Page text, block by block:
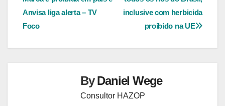
de
Post
inclusive com herbicida
proibido na UE
Anvisa liga alerta – TV
Foco
ByDaniel Wege
Consultor HAZOP